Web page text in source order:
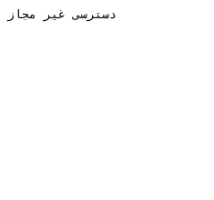
دسترسی غیر مجاز